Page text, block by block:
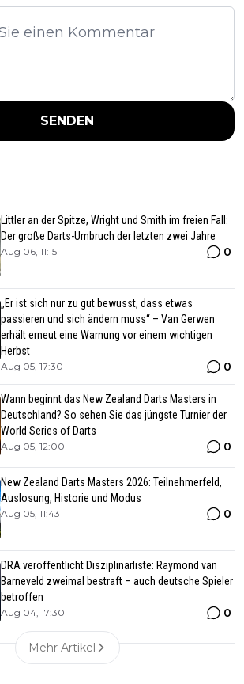
SENDEN
Littler an der Spitze, Wright und Smith im freien Fall:
Der große Darts-Umbruch der letzten zwei Jahre
Aug 06, 11:15 0
„Er ist sich nur zu gut bewusst, dass etwas
passieren und sich ändern muss“ – Van Gerwen
erhält erneut eine Warnung vor einem wichtigen
Herbst
Aug 05, 17:30 0
Wann beginnt das New Zealand Darts Masters in
Deutschland? So sehen Sie das jüngste Turnier der
World Series of Darts
Aug 05, 12:00 0
New Zealand Darts Masters 2026: Teilnehmerfeld,
Auslosung, Historie und Modus
Aug 05, 11:43 0
DRA veröffentlicht Disziplinarliste: Raymond van
Barneveld zweimal bestraft – auch deutsche Spieler
betroffen
Aug 04, 17:30 0
Mehr Artikel